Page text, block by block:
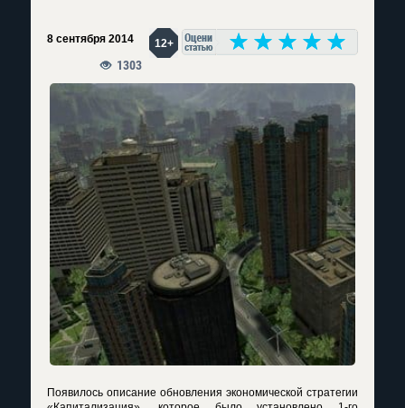
8 сентября 2014 12+
1303
Появилось описание обновления экономической стратегии